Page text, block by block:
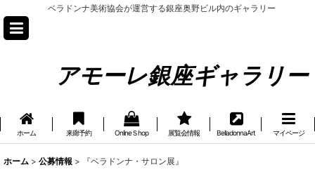
ベラドンナ美術協会が運営する銀座奥野ビル内のギャラリー
アモーレ銀座ギャラリー
ホーム 来廊予約 OnlineＳhop 展覧会情報 BelladonnaArt マイページ
ホーム > 公募情報 > 『ベラドンナ・サロン展』